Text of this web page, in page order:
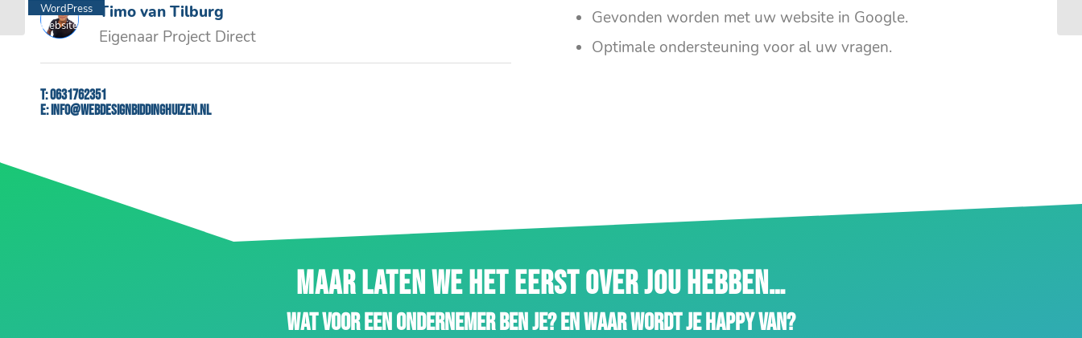
Timo van Tilburg
Eigenaar Project Direct
T:0631762351
E:info@webdesignbiddinghuizen.nl
Gevonden worden met uw website in Google.
Optimale ondersteuning voor al uw vragen.
MAAR LATEN WE HET EERST OVER JOU HEBBEN…
Wat voor een ondernemer ben je? En waar wordt je happy van?
WordPress
website